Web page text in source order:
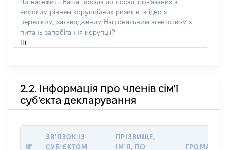
Чи належить Ваша посада до посад, пов'язаних з
високим рівнем корупційних ризиків, згідно з
переліком, затвердженим Національним агентством з
питань запобігання корупції?
Ні
2.2. Інформація про членів сім'ї
суб'єкта декларування
№
ЗВ'ЯЗОК ІЗ
СУБ'ЄКТОМ
ПРІЗВИЩЕ,
ІМ'Я, ПО